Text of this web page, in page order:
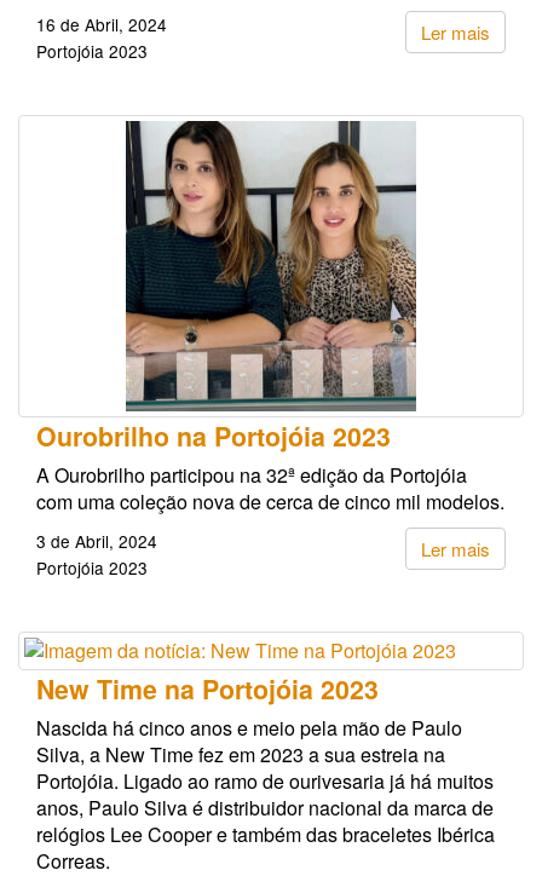
Ler mais
16 de Abril, 2024
Portojóia 2023
Ourobrilho na Portojóia 2023
A Ourobrilho participou na 32ª edição da Portojóia
com uma coleção nova de cerca de cinco mil modelos.
Ler mais
3 de Abril, 2024
Portojóia 2023
New Time na Portojóia 2023
Nascida há cinco anos e meio pela mão de Paulo
Silva, a New Time fez em 2023 a sua estreia na
Portojóia. Ligado ao ramo de ourivesaria já há muitos
anos, Paulo Silva é distribuidor nacional da marca de
relógios Lee Cooper e também das braceletes Ibérica
Correas.